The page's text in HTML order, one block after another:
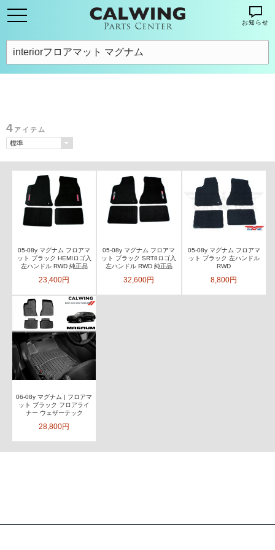
お知らせ
4 アイテム
05-08y マグナム フロアマ
ット ブラック HEMIロゴ入
左ハンドル RWD 純正品
23,400円
05-08y マグナム フロアマ
ット ブラック SRT8ロゴ入
左ハンドル RWD 純正品
32,600円
05-08y マグナム フロアマ
ット ブラック 左ハンドル
RWD
8,800円
06-08y マグナム | フロアマ
ット ブラック フロアライ
ナー ウェザーテック
28,800円